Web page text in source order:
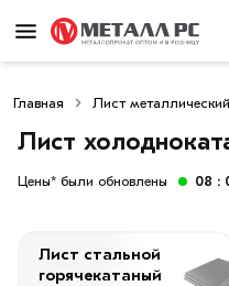
Главная Лист металлический
Лист
Цены* были обновлены 08 :
Лист стальной
горячекатаный
Фильтры
×
Со
скидкой
руб.